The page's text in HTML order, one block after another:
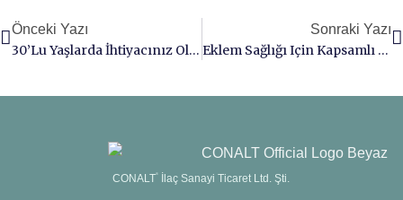
Önceki Yazı
30’lu Yaşlarda İhtiyacınız Olan Temel Vitaminler
Sonraki Yazı
Eklem Sağlığı Için Kapsamlı Kılavuz: Yaşlanan Eklemler İçin Temel İpuçları Ve Takviyeler
CONALT İlaç Sanayi Ticaret Ltd. Şti.